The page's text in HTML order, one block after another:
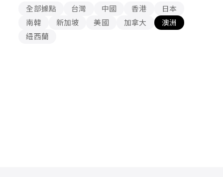
全部據點 台灣 中國 香港
日本
南韓
新加坡 美國 加拿大
澳洲
紐西蘭